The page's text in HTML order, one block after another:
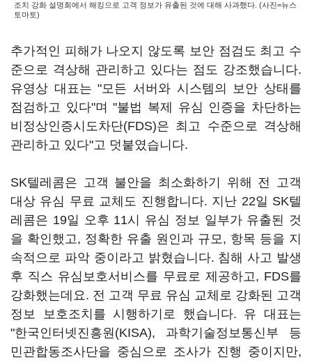
조치 강화 설명회에서 해킹으로 고객 정보가 유출된 것에 대해 사과했다. (사진=뉴스
토마토)
추가적인 피해가 나오지 않도록 보안 점검도 최고 수
준으로 격상해 관리하고 있다는 점도 강조했습니다.
유영상 대표는 "모든 서버와 시스템의 보안 상태를
점검하고 있다"며 "불법 복제 유심 인증을 차단하는
비정상인증시도차단(FDS)은 최고 수준으로 격상해
관리하고 있다"고 덧붙였습니다.
SK텔레콤은 고객 불안을 최소화하기 위해 전 고객
대상 유심 무료 교체도 진행합니다. 지난 22일 SK텔
레콤은 19일 오후 11시 유심 정보 일부가 유출된 것
을 확인했고, 정확한 유출 원인과 규모, 항목 등을 지
속적으로 파악 중이라고 밝혔습니다. 침해 사고 발생
후 직스 유심보호서비스를 무료로 제공하고, FDS를
강화했는데요. 전 고객 무료 유심 교체로 강화된 고객
정보 보호조치를 시행하기로 했습니다. 유 대표는
"한국인터넷진흥원(KISA), 과학기술정보통신부 등
민관합동조사단을 중심으로 조사가 진행 중이지만,